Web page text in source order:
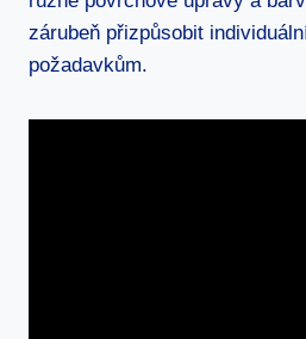
zárubeň přizpůsobit
požadavkům.